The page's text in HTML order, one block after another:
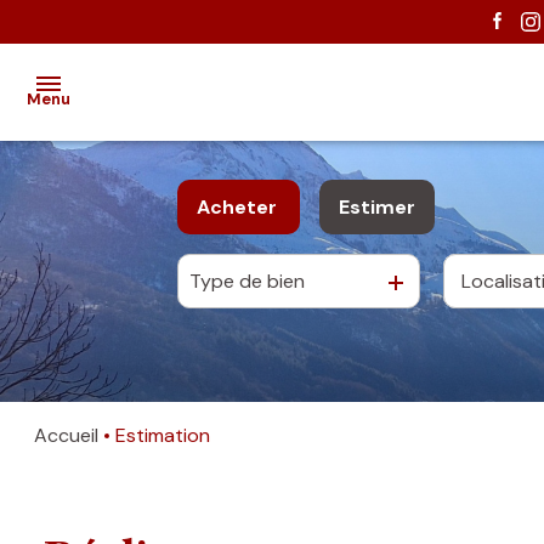
Menu
ACCUEIL
EXCLUSIVITÉS
VENTES
ESTIMATION
Acheter
De l'ancien
Estimer
Type de bien
Accueil Estimation